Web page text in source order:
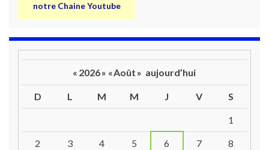
notre Chaine Youtube
« 2026» «Août » aujourd’hui
D L M M J V S
1
2 3 4 5 6 7 8